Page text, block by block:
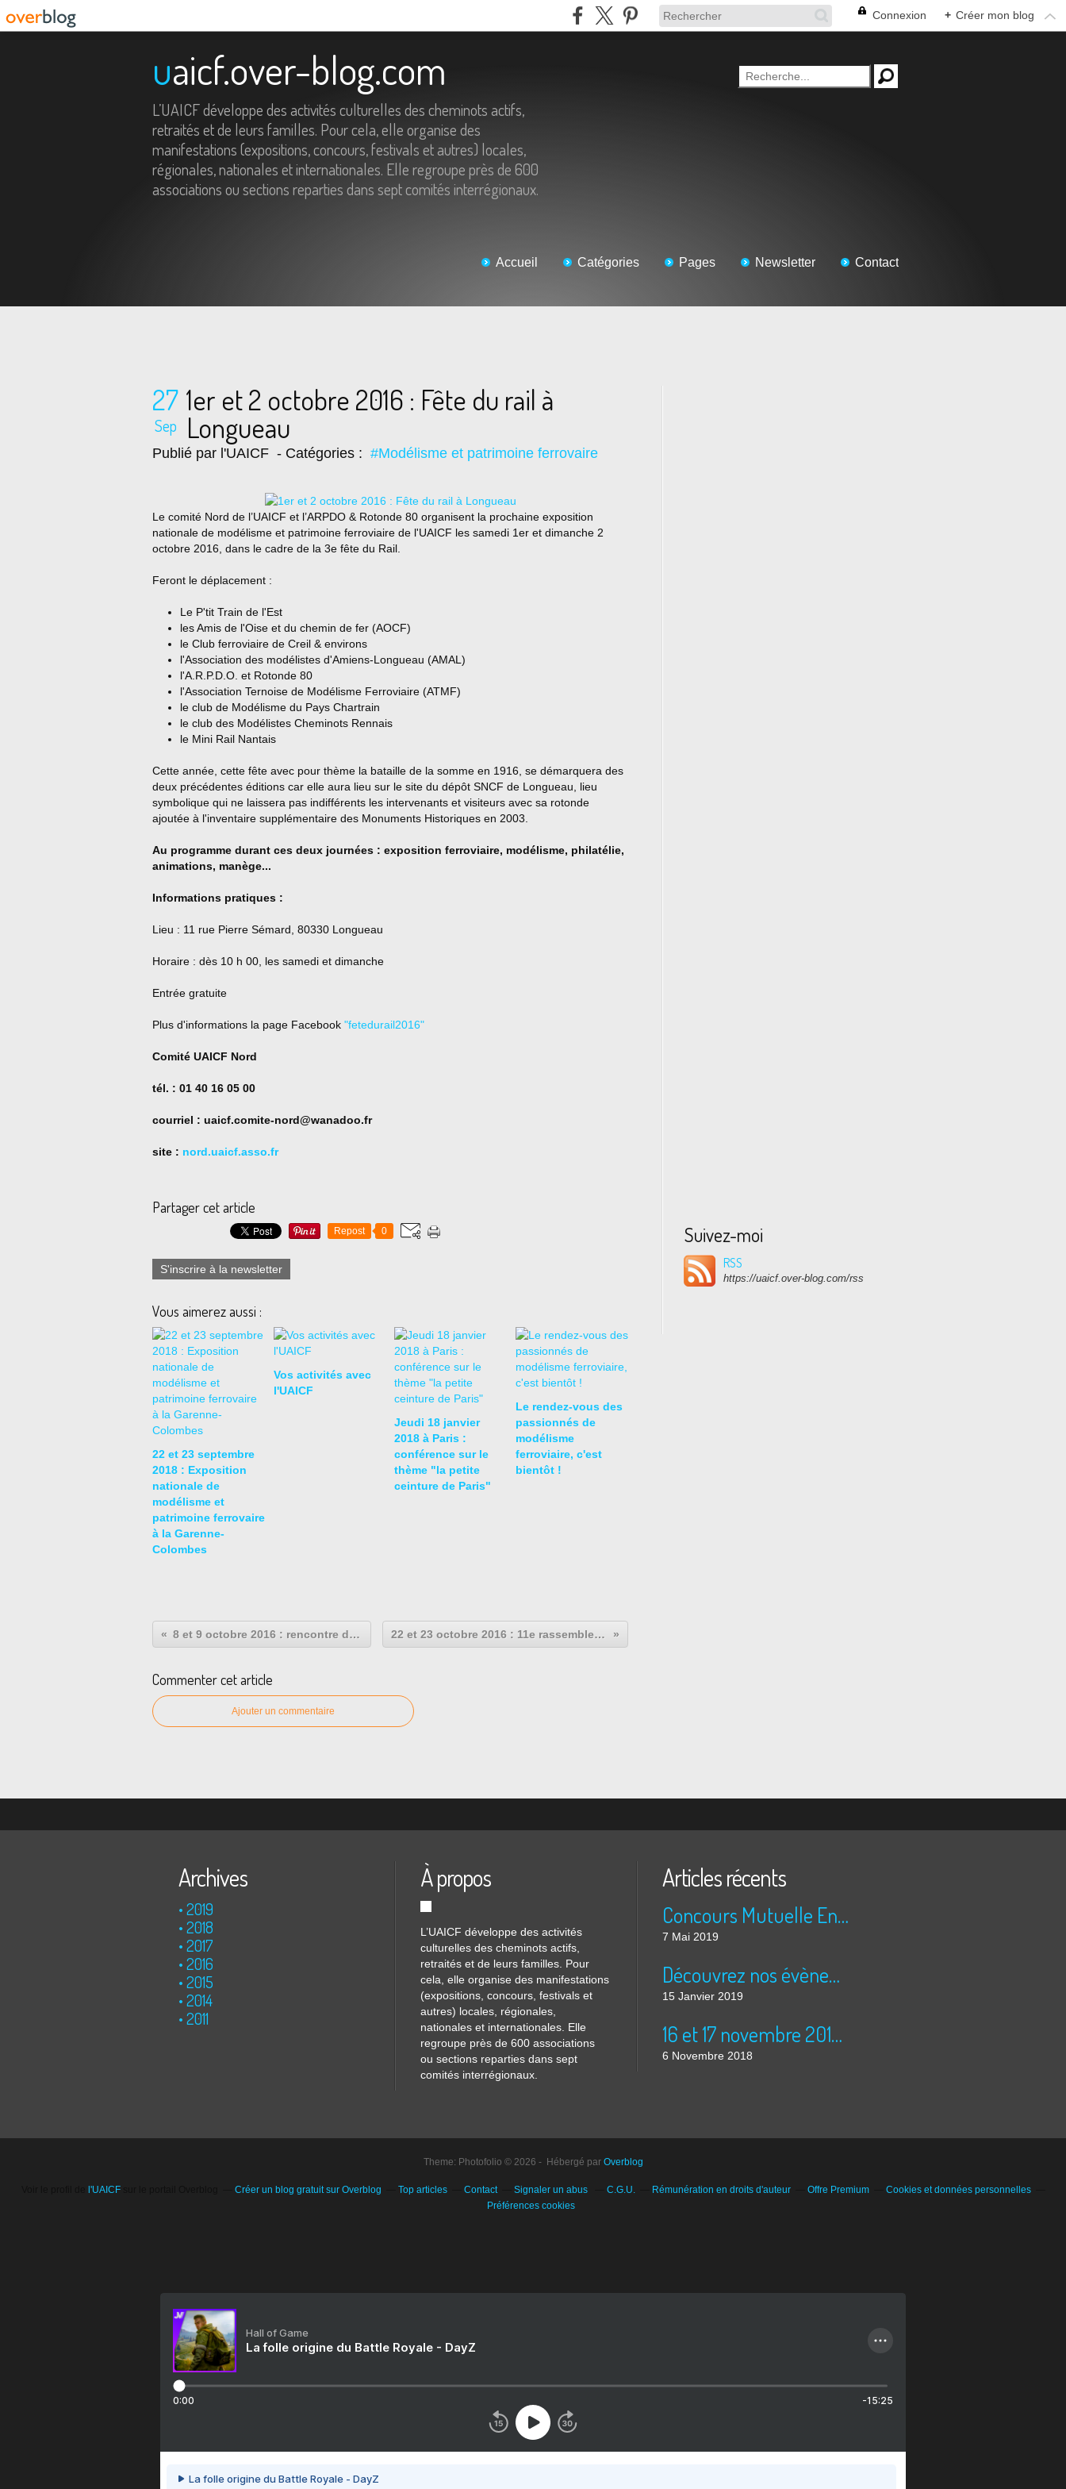
Connexion + Créer mon blog
uaicf.over-blog.com
L’UAICF développe des activités culturelles des cheminots actifs,
retraités et de leurs familles. Pour cela, elle organise des
manifestations (expositions, concours, festivals et autres) locales,
régionales, nationales et internationales. Elle regroupe près de 600
associations ou sections reparties dans sept comités interrégionaux.
Accueil Catégories Pages Newsletter Contact
27
Sep
1er et 2 octobre 2016 : Fête du rail à
Longueau
Publié par l'UAICF - Catégories : #Modélisme et patrimoine ferrovaire
Le comité Nord de l’UAICF et l’ARPDO & Rotonde 80 organisent la prochaine exposition
nationale de modélisme et patrimoine ferroviaire de l'UAICF les samedi 1er et dimanche 2
octobre 2016, dans le cadre de la 3e fête du Rail.
Feront le déplacement :
Le P'tit Train de l'Est
les Amis de l'Oise et du chemin de fer (AOCF)
le Club ferroviaire de Creil & environs
l'Association des modélistes d'Amiens-Longueau (AMAL)
l'A.R.P.D.O. et Rotonde 80
l'Association Ternoise de Modélisme Ferroviaire (ATMF)
le club de Modélisme du Pays Chartrain
le club des Modélistes Cheminots Rennais
le Mini Rail Nantais
Cette année, cette fête avec pour thème la bataille de la somme en 1916, se démarquera des
deux précédentes éditions car elle aura lieu sur le site du dépôt SNCF de Longueau, lieu
symbolique qui ne laissera pas indifférents les intervenants et visiteurs avec sa rotonde
ajoutée à l'inventaire supplémentaire des Monuments Historiques en 2003.
Au programme durant ces deux journées : exposition ferroviaire, modélisme, philatélie,
animations, manège...
Informations pratiques :
Lieu : 11 rue Pierre Sémard, 80330 Longueau
Horaire : dès 10 h 00, les samedi et dimanche
Entrée gratuite
Plus d'informations la page Facebook "fetedurail2016"
Comité UAICF Nord
tél. : 01 40 16 05 00
courriel : uaicf.comite-nord@wanadoo.fr
site : nord.uaicf.asso.fr
Partager cet article
Repost 0
S'inscrire à la newsletter
Vous aimerez aussi :
22 et 23 septembre
2018 : Exposition
nationale de
modélisme et
patrimoine ferrovaire
à la Garenne-
Colombes
Vos activités avec
l'UAICF
Jeudi 18 janvier
2018 à Paris :
conférence sur le
thème "la petite
ceinture de Paris"
Le rendez-vous des
passionnés de
modélisme
ferroviaire, c'est
bientôt !
8 et 9 octobre 2016 : rencontre d'oenologie à Paris 22 et 23 octobre 2016 : 11e rassemblement Module Junior
Commenter cet article
Ajouter un commentaire
Suivez-moi
RSS
https://uaicf.over-blog.com/rss
Archives
2019
2018
2017
2016
2015
2014
2011
À propos
L’UAICF développe des activités
culturelles des cheminots actifs,
retraités et de leurs familles. Pour
cela, elle organise des manifestations
(expositions, concours, festivals et
autres) locales, régionales,
nationales et internationales. Elle
regroupe près de 600 associations
ou sections reparties dans sept
comités interrégionaux.
Articles récents
Concours Mutuelle Entrain 2019
7 Mai 2019
Découvrez nos évènements 2019
15 Janvier 2019
16 et 17 novembre 2018 à Lyon : Forum national de généalogie
6 Novembre 2018
Theme: Photofolio © 2026 - Hébergé par Overblog
l'UAICFsur le portail Overblog Créer un blog gratuit sur Overblog Top articles Contact Signaler un abus C.G.U. Rémunération en droits d'auteur Offre Premium
Cookies et données personnelles
Préférences cookies
Hall of Game
La folle origine du Battle Royale - DayZ
0:00 -15:25
La folle origine du Battle Royale - DayZ